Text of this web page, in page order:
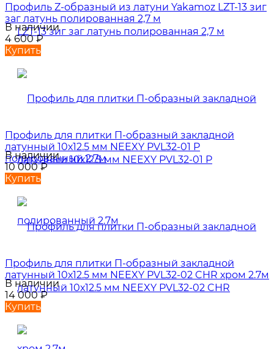
Профиль Z-образный из латуни Yakamoz LZT-13 зиг
заг латунь полированная 2,7 м
В наличии
4 600₽
Купить
Профиль для плитки П-образный закладной
латунный 10х12.5 мм NEEXY PVL32-01 P
полированный 2.7м
В наличии
10 000₽
Купить
Профиль для плитки П-образный закладной
латунный 10х12.5 мм NEEXY PVL32-02 CHR хром 2.7м
В наличии
14 000₽
Купить